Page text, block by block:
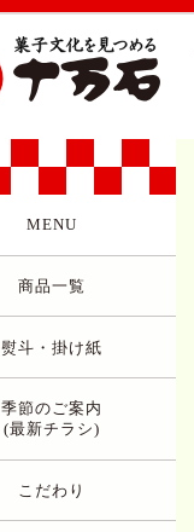
MENU
商品一覧
熨斗・掛け紙
季節のご案内
(最新チラシ)
こだわり